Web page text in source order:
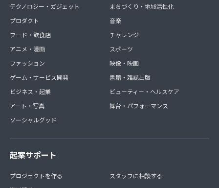
テクノロジー・ガジェット
プロダクト
フード・飲食店
アニメ・漫画
ファッション
ゲーム・サービス開発
ビジネス・起業
アート・写真
ソーシャルグッド
まちづくり・地域活性化
音楽
チャレンジ
スポーツ
映像・映画
書籍・雑誌出版
ビューティー・ヘルスケア
舞台・パフォーマンス
起案サポート
プロジェクトを作る
スタッフに相談する